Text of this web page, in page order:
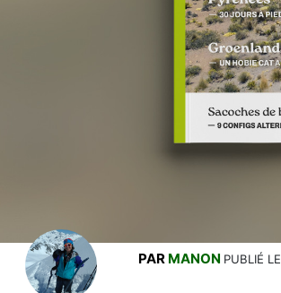
PAR MANON PUBLIÉ LE